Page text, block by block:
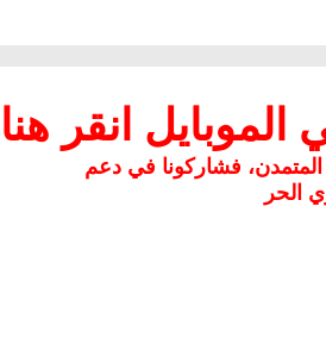
انقر هنا
المتمدن، فشاركونا في دعم
الحر